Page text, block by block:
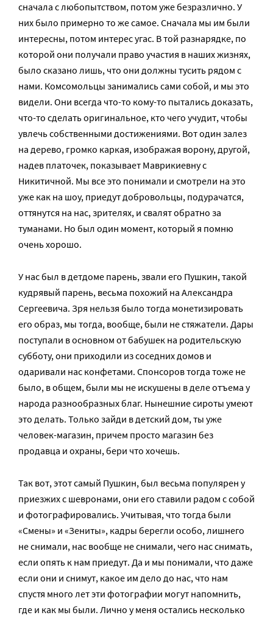
сначала с любопытством, потом уже безразлично. У
них было примерно то же самое. Сначала мы им были
интересны, потом интерес угас. В той разнарядке, по
которой они получали право участия в наших жизнях,
было сказано лишь, что они должны тусить рядом с
нами. Комсомольцы занимались сами собой, и мы это
видели. Они всегда что-то кому-то пытались доказать,
что-то сделать оригинальное, кто чего учудит, чтобы
увлечь собственными достижениями. Вот один залез
на дерево, громко каркая, изображая ворону, другой,
надев платочек, показывает Маврикиевну с
Никитичной. Мы все это понимали и смотрели на это
уже как на шоу, приедут добровольцы, подурачатся,
оттянутся на нас, зрителях, и свалят обратно за
туманами. Но был один момент, который я помню
очень хорошо.
У нас был в детдоме парень, звали его Пушкин, такой
кудрявый парень, весьма похожий на Александра
Сергеевича. Зря нельзя было тогда монетизировать
его образ, мы тогда, вообще, были не стяжатели. Дары
поступали в основном от бабушек на родительскую
субботу, они приходили из соседних домов и
одаривали нас конфетами. Спонсоров тогда тоже не
было, в общем, были мы не искушены в деле отъема у
народа разнообразных благ. Нынешние сироты умеют
это делать. Только зайди в детский дом, ты уже
человек-магазин, причем просто магазин без
продавца и охраны, бери что хочешь.
Так вот, этот самый Пушкин, был весьма популярен у
приезжих с шевронами, они его ставили радом с собой
и фотографировались. Учитывая, что тогда были
«Смены» и «Зениты», кадры берегли особо, лишнего
не снимали, нас вообще не снимали, чего нас снимать,
если опять к нам приедут. Да и мы понимали, что даже
если они и снимут, какое им дело до нас, что нам
спустя много лет эти фотографии могут напомнить,
где и как мы были. Лично у меня остались несколько